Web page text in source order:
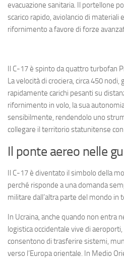
evacuazione sanitaria. Il portellone
scarico rapido, aviolancio di materiali
rifornimento a favore di forze
Il C-17 è spinto da quattro turbofan
La velocità di crociera, circa 450
rapidamente carichi pesanti su
rifornimento in volo, la sua
sensibilmente, rendendolo uno
collegare il territorio statunitense
Il ponte aereo nelle
Il C-17 è diventato il simbolo della
perché risponde a una domanda
militare dall’altra parte del mondo in
In Ucraina, anche quando non entra
logistica occidentale vive di
consentono di trasferire sistemi,
verso l’Europa orientale. In Medio